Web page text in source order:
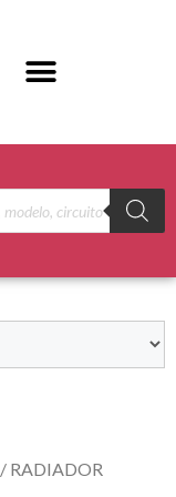
/ RADIADOR